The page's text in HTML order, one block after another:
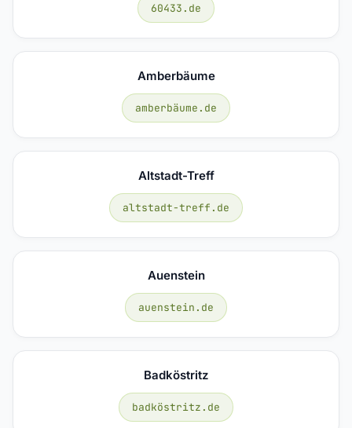
60433.de
Amberbäume
amberbäume.de
Altstadt-Treff
altstadt-treff.de
Auenstein
auenstein.de
Badköstritz
badköstritz.de